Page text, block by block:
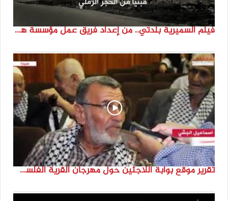
فيلم السميرية بلدتي.. من إعداد فريق عمل مؤسسة هوية
تقرير موقع بوابة اللاجئين حول مهرجان القرية الفلسطينية ( السميرية بلدتي)